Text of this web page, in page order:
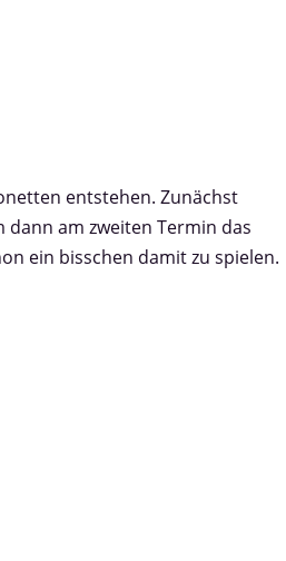
entstehen. Zunächst
am zweiten Termin das
ein bisschen damit zu spielen.